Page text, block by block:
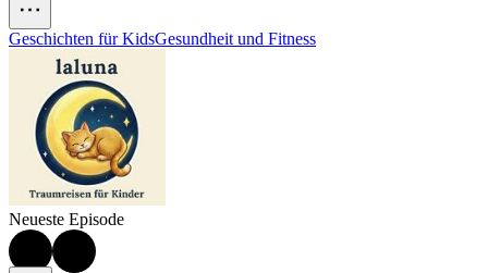
Geschichten für KidsGesundheit und Fitness
Neueste Episode